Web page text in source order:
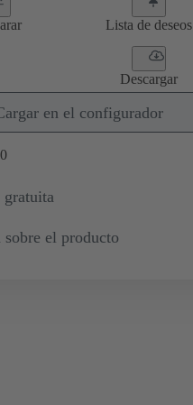
Lista de deseos
Descargar
en el configurador
0
gratuita
sobre el producto